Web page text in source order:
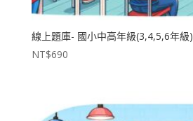
線上題庫- 國小中高年級(3,4,5,6年級
NT$690